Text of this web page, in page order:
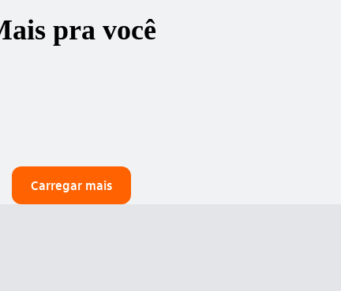
pra você
Carregar mais